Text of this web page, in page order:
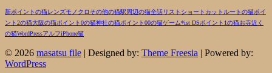
ー
新ポイントの猫レンズモノクロ その他の猫駅周辺の猫全話リスト ショートカットルートの猫ポイ
ント2の猫大阪の猫ポイント0の猫神社の猫ポイント00の猫ゲーム*ist DSポイント1の猫お寺近く
の猫WordPressアルフiPhone猫
© 2026 masatsu file | Designed by: Theme Freesia | Powered by:
WordPress